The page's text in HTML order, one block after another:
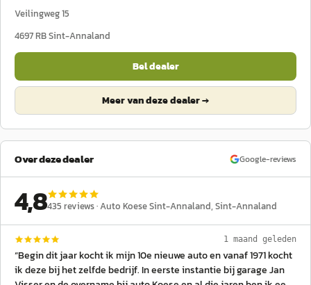
Veilingweg 15
4697 RBSint-Annaland
Bel dealer
Meer van deze dealer →
Over deze dealer Google-reviews
4,8435 reviews ·Auto Koese Sint-Annaland, Sint-Annaland
1 maand geleden
“Begin dit jaar kocht ik mijn 10e nieuwe auto en vanaf 1971 kocht
ik deze bij het zelfde bedrijf. In eerste instantie bij garage Jan